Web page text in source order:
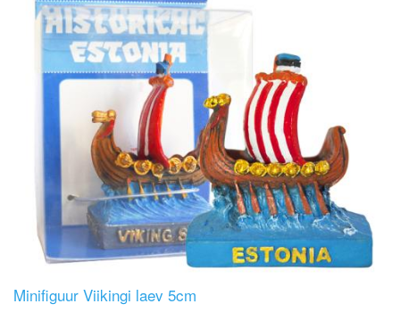
Minifiguur Viikingi laev 5cm